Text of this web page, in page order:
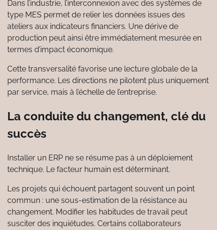
Dans l’industrie, l’interconnexion avec des systèmes de
type MES permet de relier les données issues des
ateliers aux indicateurs financiers. Une dérive de
production peut ainsi être immédiatement mesurée en
termes d’impact économique.
Cette transversalité favorise une lecture globale de la
performance. Les directions ne pilotent plus uniquement
par service, mais à l’échelle de l’entreprise.
La conduite du changement, clé du
succès
Installer un ERP ne se résume pas à un déploiement
technique. Le facteur humain est déterminant.
Les projets qui échouent partagent souvent un point
commun : une sous-estimation de la résistance au
changement. Modifier les habitudes de travail peut
susciter des inquiétudes. Certains collaborateurs